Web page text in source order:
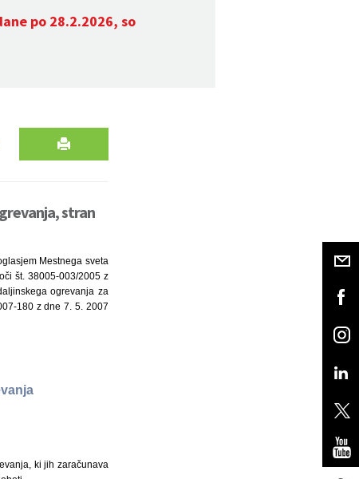
po 28.2.2026, so
stran
Mestnega sveta
št. 38005-003/2005 z
ogrevanja za
180 z dne 7. 5. 2007
ki jih zaračunava